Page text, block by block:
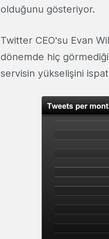
olduğunu gösteriyor.
Twitter CEO'su Evan
dönemde hiç
servisin yükselişini